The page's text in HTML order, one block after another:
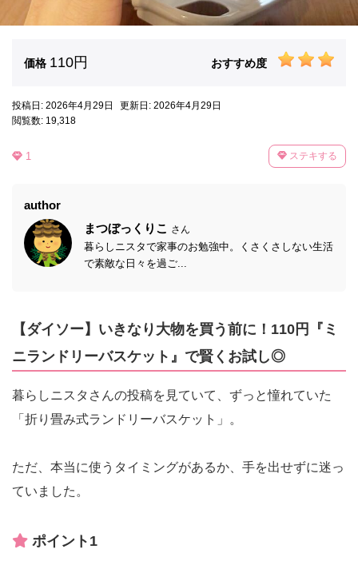
価格 110円 おすすめ度
投稿日: 2026年4月29日
更新日: 2026年4月29日
閲覧数: 19,318
1 ステキする
author
まつぼっくりこ さん
暮らしニスタで家事のお勉強中。くさくさしない生活
で素敵な日々を過ご...
【ダイソー】いきなり大物を買う前に！110円『ミ
ニランドリーバスケット』で賢くお試し◎
暮らしニスタさんの投稿を見ていて、ずっと憧れていた
「折り畳み式ランドリーバスケット」。
ただ、本当に使うタイミングがあるか、手を出せずに迷っ
ていました。
ポイント1